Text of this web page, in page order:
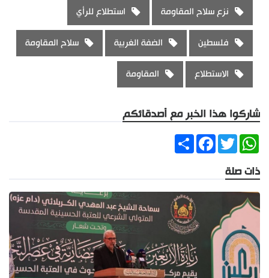
نزع سلاح المقاومة استطلاع للرأي
فلسطين الضفة الغربية سلاح المقاومة
الاستطلاع المقاومة
شاركوا هذا الخبر مع أصدقائكم
ShareFacebookTwitter
WhatsApp
ذات صلة